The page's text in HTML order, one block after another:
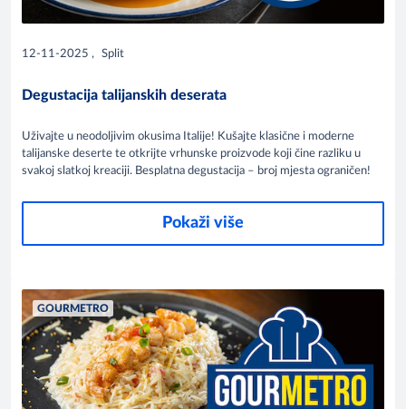
12-11-2025 , Split
Degustacija talijanskih deserata
Uživajte u neodoljivim okusima Italije! Kušajte klasične i moderne
talijanske deserte te otkrijte vrhunske proizvode koji čine razliku u
svakoj slatkoj kreaciji. Besplatna degustacija – broj mjesta ograničen!
Pokaži više
GOURMETRO